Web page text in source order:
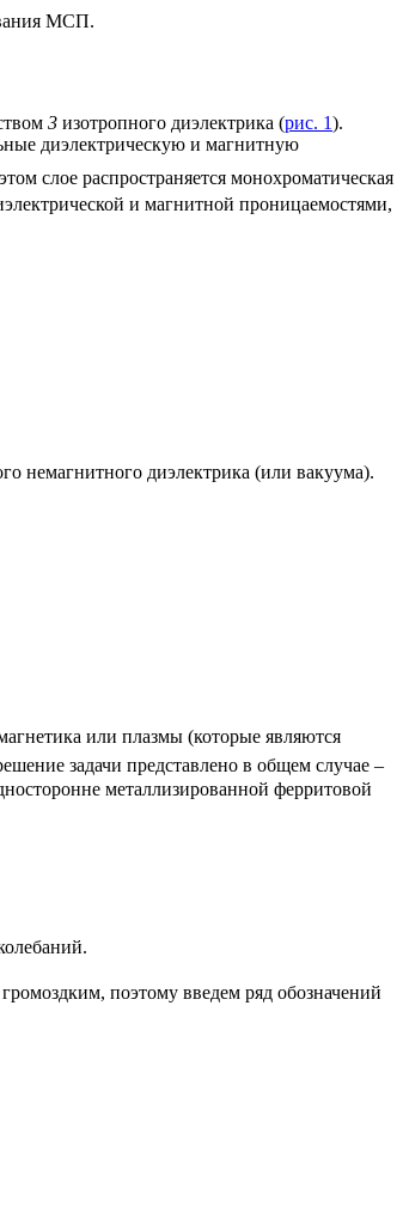
МСП.
3 изотропного диэлектрика (рис. 1).
диэлектрическую и магнитную
слое распространяется монохроматическая
и магнитной проницаемостями,
немагнитного диэлектрика (или вакуума).
или плазмы (которые являются
задачи представлено в общем случае –
металлизированной ферритовой
поэтому введем ряд обозначений